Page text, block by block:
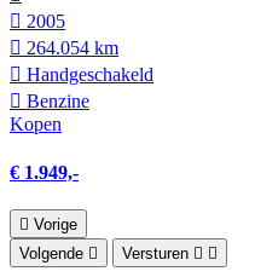
2005
264.054 km
Hand­geschakeld
Benzine
Kopen
€ 1.949,-
Vorige
Volgende
Versturen